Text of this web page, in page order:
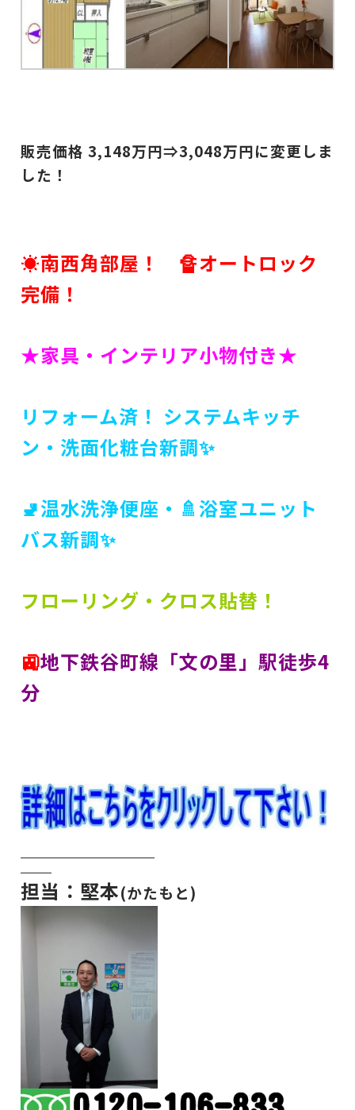
販売価格 3,148万円⇒3,048万円に変更しま
した！
☀南西角部屋！ 🔏オートロック
完備！
★家具・インテリア小物付き★
リフォーム済！ システムキッチ
ン・ 洗面化粧台新調✨
🚽温水洗浄便座・🚿浴室ユニット
バス新調✨
フローリング・クロス貼替！
🚉地下鉄谷町線「文の里」駅徒歩4
分
担当：堅本(かたもと)